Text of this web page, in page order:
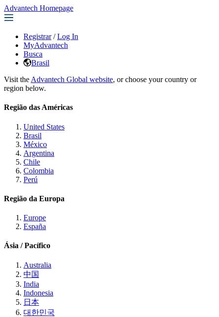
Advantech Homepage
Registrar / Log In
MyAdvantech
Busca
Brasil
Visit the Advantech Global website, or choose your country or
region below.
Região das Américas
United States
Brasil
México
Argentina
Chile
Colombia
Perú
Região da Europa
Europe
España
Ásia / Pacífico
Australia
中国
India
Indonesia
日本
대한민국